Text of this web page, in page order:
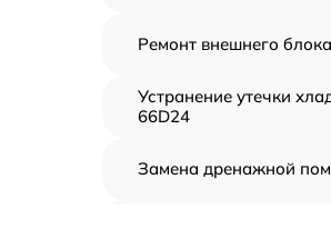
Ремонт внешнего
Устранение утечки
66D24
Замена дренажной